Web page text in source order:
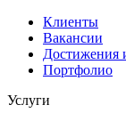
Клиенты
Вакансии
Достижения
Портфолио
Услуги